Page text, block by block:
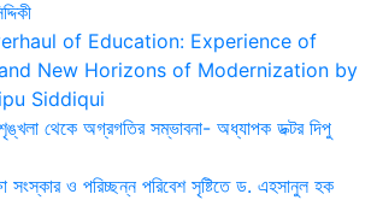
of Education: Experience of
New Horizons of Modernization by
Siddiqui
শৃঙ্খলা থেকে অগ্রগতির সম্ভাবনা- অধ্যাপক ডক্টর দিপু
সংস্কার ও পরিচ্ছন্ন পরিবেশ সৃষ্টিতে ড. এহসানুল হক